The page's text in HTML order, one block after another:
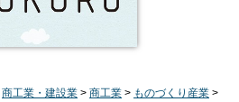
商工業・建設業 > 商工業 > ものづくり産業 >